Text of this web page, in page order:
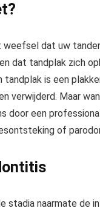
dat uw
dat tandplak zich
is een
verwijderd. Maar
door een
of
stadia naarmate de